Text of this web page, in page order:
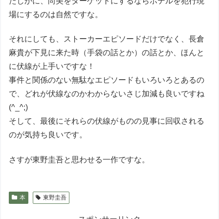
場にするのは自然ですな。
それにしても、ストーカーエピソードだけでなく、長倉
麻貴が下見に来た時（手袋の話とか）の話とか、ほんと
に伏線が上手いですな！
事件と関係のない無駄なエピソードもいろいろとあるの
で、どれが伏線なのかわからないさじ加減も良いですね
(^_^;)
そして、最後にそれらの伏線がものの見事に回収される
のが気持ち良いです。
さすが東野圭吾と思わせる一作ですな。
本 東野圭吾